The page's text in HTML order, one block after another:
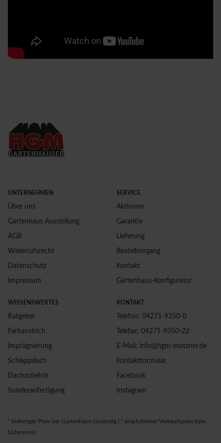
UNTERNEHMEN
Über uns
Gartenhaus Ausstellung
AGB
Widerrufsrecht
Datenschutz
Impressum
SERVICE
Aktionen
Garantie
Lieferung
Bestellvorgang
Kontakt
Gartenhaus-Konfigurator
WISSENSWERTES
Ratgeber
Farbanstrich
Imprägnierung
Schleppdach
Dachzubehör
Sonderanfertigung
KONTAKT
Telefon: 04271-9350-0
Telefax: 04271-9350-22
E-Mail: info@hgm-motzner.de
Kontaktformular
Facebook
Instagram
¹ bisheriger Preis bei Gartenhaus-Guenstig | ² empfohlener Verkaufspreis bzw.
Listenpreis